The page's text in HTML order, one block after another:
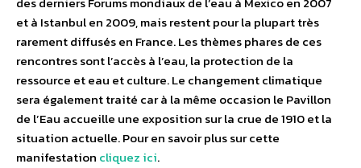
et à Istanbul en 2009, mais restent pour la plupart très
rarement diffusés en France. Les thèmes phares de ces
rencontres sont l’accès à l’eau, la protection de la
ressource et eau et culture. Le changement climatique
sera également traité car à la même occasion le Pavillon
de l’Eau accueille une exposition sur la crue de 1910 et la
situation actuelle. Pour en savoir plus sur cette
manifestation cliquez ici.